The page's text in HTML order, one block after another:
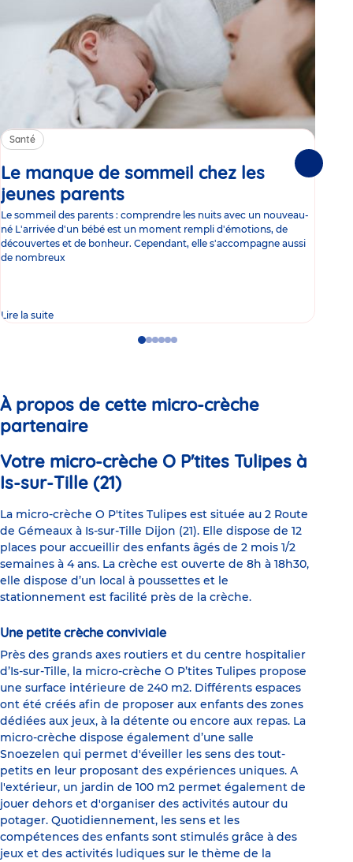
Santé
Le manque de sommeil chez les
jeunes parents
Le sommeil des parents : comprendre les nuits avec un nouveau-
né L'arrivée d'un bébé est un moment rempli d'émotions, de
découvertes et de bonheur. Cependant, elle s'accompagne aussi
de nombreux
Lire la suite
GoGoGoGo
GoGo
À propos de cette micro-crèche
partenaire
Votre micro-crèche O P'tites Tulipes à
Is-sur-Tille (21)
La micro-crèche O P'tites Tulipes est située au 2 Route
de Gémeaux à Is-sur-Tille Dijon (21). Elle dispose de 12
places pour accueillir des enfants âgés de 2 mois 1/2
semaines à 4 ans. La crèche est ouverte de 8h à 18h30,
elle dispose d’un local à poussettes et le
stationnement est facilité près de la crèche.
Une petite crèche conviviale
Près des grands axes routiers et du centre hospitalier
d’Is-sur-Tille, la micro-crèche O P’tites Tulipes propose
une surface intérieure de 240 m2. Différents espaces
ont été créés afin de proposer aux enfants des zones
dédiées aux jeux, à la détente ou encore aux repas. La
micro-crèche dispose également d’une salle
Snoezelen qui permet d'éveiller les sens des tout-
petits en leur proposant des expériences uniques. A
l'extérieur, un jardin de 100 m2 permet également de
jouer dehors et d'organiser des activités autour du
potager. Quotidiennement, les sens et les
compétences des enfants sont stimulés grâce à des
jeux et des activités ludiques sur le thème de la